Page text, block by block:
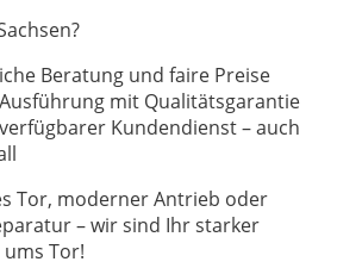
Beratung und faire Preise
mit Qualitätsgarantie
Kundendienst – auch
Tor, moderner Antrieb oder
– wir sind Ihr starker
Tor!